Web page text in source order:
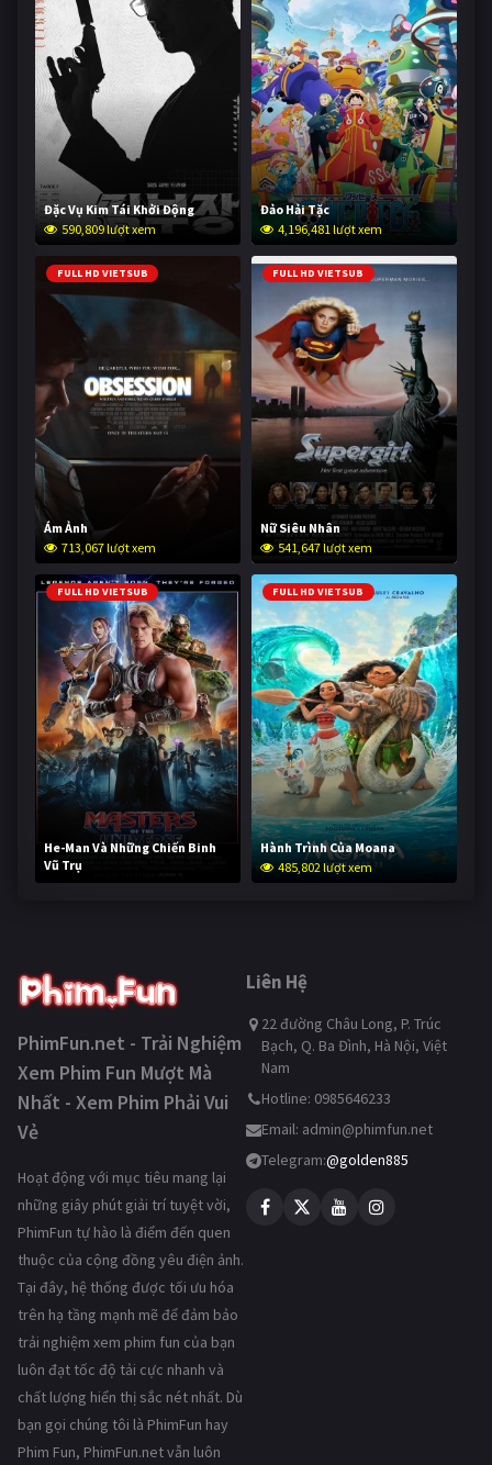
Đặc Vụ Kim Tái Khởi Động
590,809 lượt xem
Đảo Hải Tặc
4,196,481 lượt xem
FULL HD VIETSUB
Ám Ảnh
713,067 lượt xem
FULL HD VIETSUB
Nữ Siêu Nhân
541,647 lượt xem
FULL HD VIETSUB
He-Man Và Những Chiến Binh
Vũ Trụ
233,687 lượt xem
FULL HD VIETSUB
Hành Trình Của Moana
485,802 lượt xem
PhimFun.net - Trải Nghiệm
Xem Phim Fun Mượt Mà
Nhất - Xem Phim Phải Vui
Vẻ
Hoạt động với mục tiêu mang lại
những giây phút giải trí tuyệt vời,
PhimFun tự hào là điểm đến quen
thuộc của cộng đồng yêu điện ảnh.
Tại đây, hệ thống được tối ưu hóa
trên hạ tầng mạnh mẽ để đảm bảo
trải nghiệm xem phim fun của bạn
luôn đạt tốc độ tải cực nhanh và
chất lượng hiển thị sắc nét nhất. Dù
bạn gọi chúng tôi là PhimFun hay
Phim Fun, PhimFun.net vẫn luôn
Liên Hệ
22 đường Châu Long, P. Trúc
Bạch, Q. Ba Đình, Hà Nội, Việt
Nam
Hotline: 0985646233
Email: admin@phimfun.net
Telegram:@golden885